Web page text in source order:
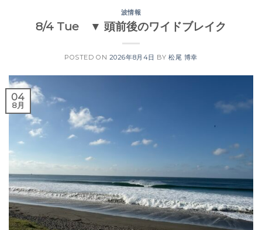
波情報
8/4 Tue ▼ 頭前後のワイドブレイク
POSTED ON 2026年8月4日 BY松尾 博幸
04
8月